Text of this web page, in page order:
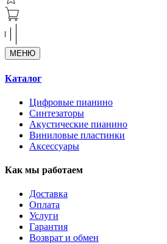
МЕНЮ
Каталог
Цифровые пианино
Синтезаторы
Акустические пианино
Виниловые пластинки
Аксессуары
Как мы работаем
Доставка
Оплата
Услуги
Гарантия
Возврат и обмен